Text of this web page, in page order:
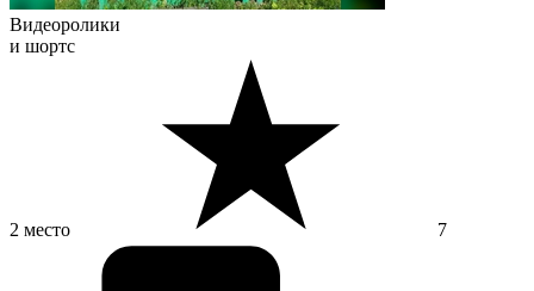
Видеоролики
и шортс
2 место 7